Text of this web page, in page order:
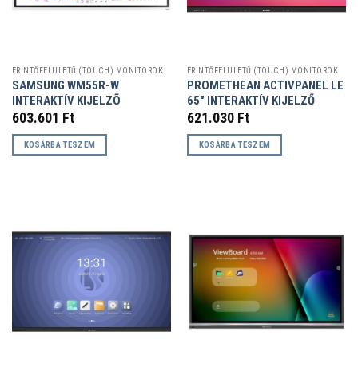
ÉRINTŐFELÜLETŰ (TOUCH) MONITOROK
SAMSUNG WM55R-W
INTERAKTÍV KIJELZÕ
603.601 Ft
KOSÁRBA TESZEM
ÉRINTŐFELÜLETŰ (TOUCH) MONITOROK
PROMETHEAN ACTIVPANEL LE
65″ INTERAKTÍV KIJELZŐ
621.030 Ft
KOSÁRBA TESZEM